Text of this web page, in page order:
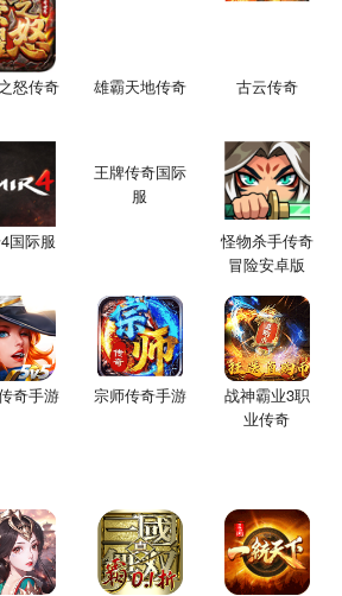
怒传奇 雄霸天地传奇 古云传奇
国际服
怪物杀手传奇
冒险安卓版
奇手游 宗师传奇手游
战神霸业3职
业传奇